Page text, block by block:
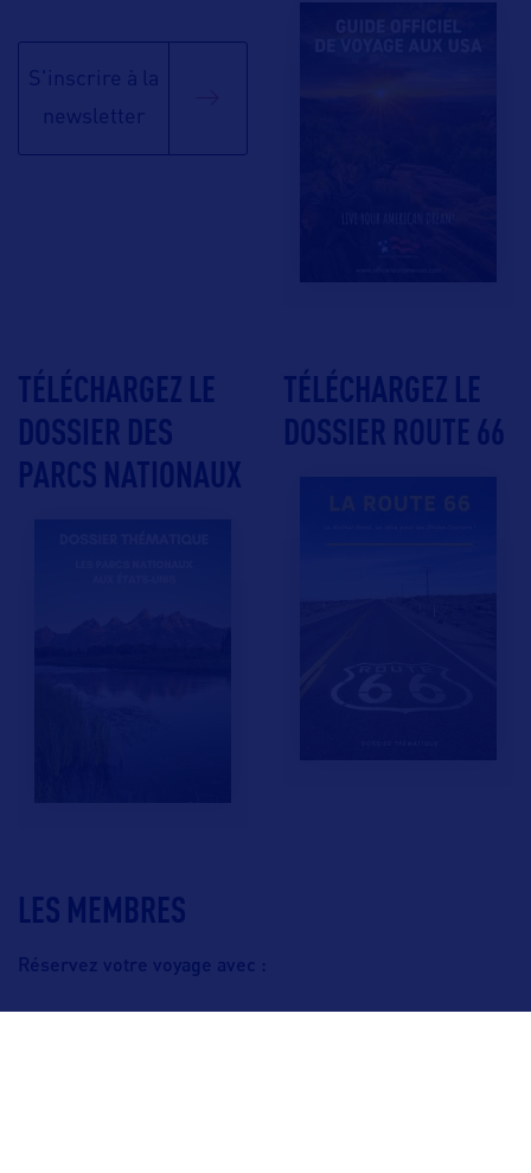
LES MEMBRES
Réservez votre voyage avec :
S'inscrire à la
newsletter
TÉLÉCHARGEZ LE
DOSSIER DES
PARCS NATIONAUX
TÉLÉCHARGEZ LE
DOSSIER ROUTE 66